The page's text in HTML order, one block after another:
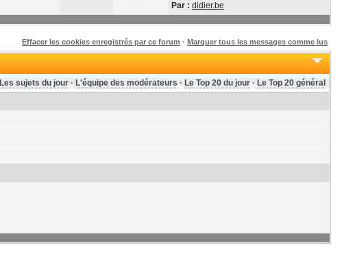
Par : didier.be
Effacer les cookies enregistrés par ce forum ·Marquer tous les messages comme lus
Les sujets du jour· L'équipe des modérateurs · Le Top 20 du jour· Le Top 20 général